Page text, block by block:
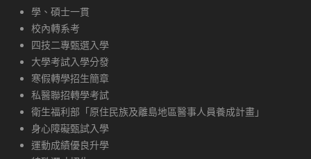
學、碩士一貫
校內轉系考
四技二專甄選入學
大學考試入學分發
寒假轉學招生簡章
私醫聯招轉學考試
衛生福利部「原住民族及離島地區醫事人員養成計畫」
身心障礙甄試入學
運動成績優良升學